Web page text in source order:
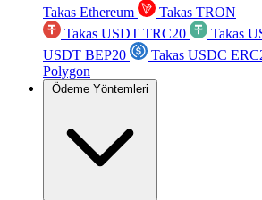
Takas Ethereum
Takas TRON
Takas USDT TRC20
Takas
USDT BEP20
Takas USDC
Polygon
Ödeme Yöntemleri